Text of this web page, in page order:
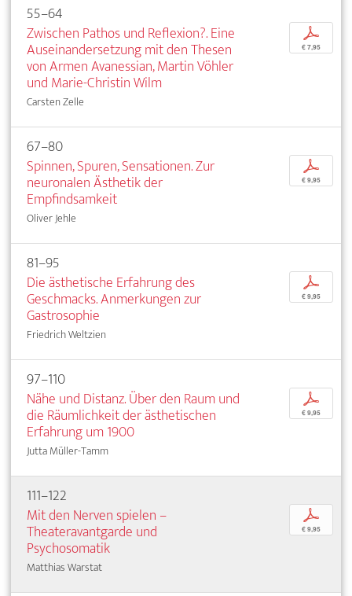
55–64
Zwischen Pathos und Reflexion?. Eine
Auseinandersetzung mit den Thesen
von Armen Avanessian, Martin Vöhler
und Marie-Christin Wilm
Carsten Zelle
p
€ 7,95
67–80
Spinnen, Spuren, Sensationen. Zur
neuronalen Ästhetik der
Empfindsamkeit
Oliver Jehle
p
€ 9,95
81–95
Die ästhetische Erfahrung des
Geschmacks. Anmerkungen zur
Gastrosophie
Friedrich Weltzien
p
€ 9,95
97–110
Nähe und Distanz. Über den Raum und
die Räumlichkeit der ästhetischen
Erfahrung um 1900
Jutta Müller-Tamm
p
€ 9,95
111–122
Mit den Nerven spielen –
Theateravantgarde und
Psychosomatik
Matthias Warstat
p
€ 9,95